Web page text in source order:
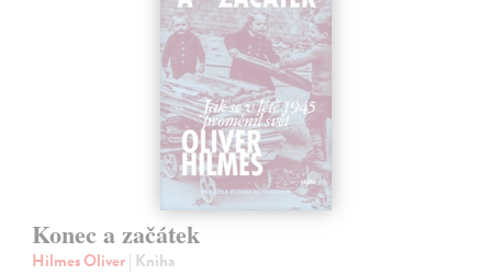
Konec a začátek
Hilmes Oliver| Kniha